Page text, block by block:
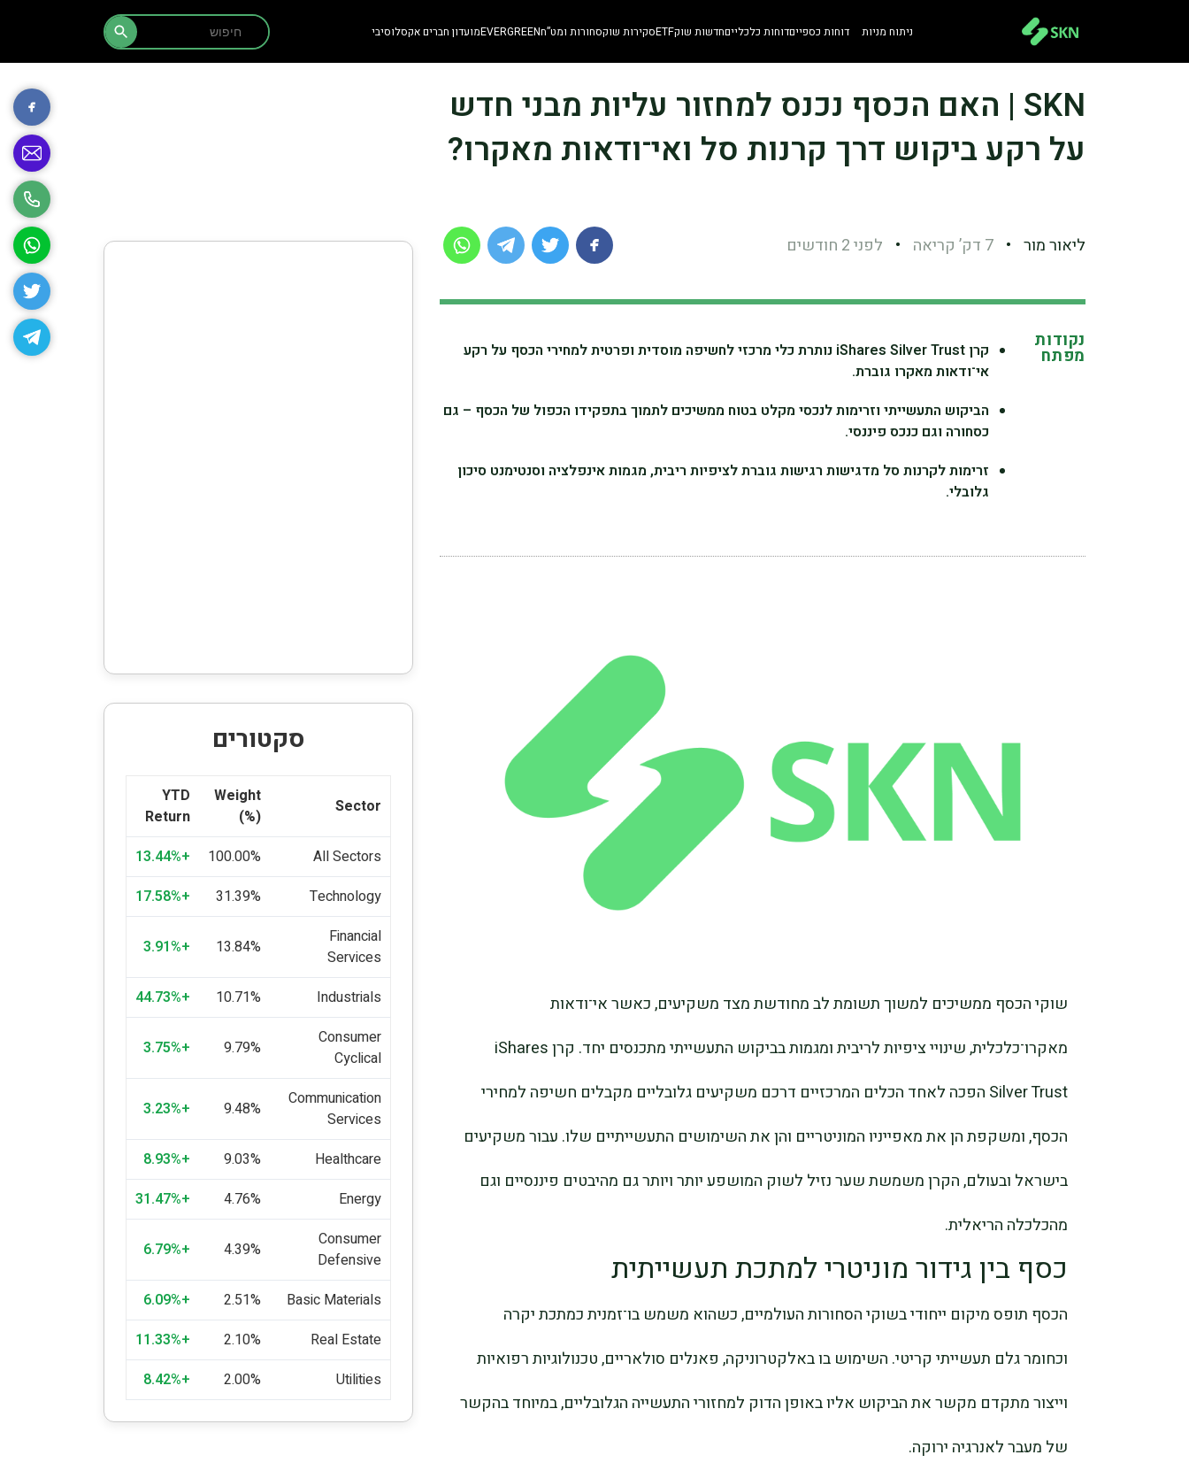
ניתוח מניות דוחות כספייםדוחות כלכלייםחדשות שוקETFסקירות שוקסחורות ומט”חEVERGREENמועדון חברים אקסלוסיבי Search
for:
Search Button
SKN | האם הכסף נכנס למחזור עליות מבני חדש
על רקע ביקוש דרך קרנות סל ואי־ודאות מאקרו?
ליאור מור • 7 דק’ קריאה • לפני 2 חודשים
נקודות
מפתח
קרן iShares Silver Trust נותרת כלי מרכזי לחשיפה מוסדית ופרטית למחירי הכסף על רקע
אי־ודאות מאקרו גוברת.
הביקוש התעשייתי וזרימות לנכסי מקלט בטוח ממשיכים לתמוך בתפקידו הכפול של הכסף – גם
כסחורה וגם כנכס פיננסי.
זרימות לקרנות סל מדגישות רגישות גוברת לציפיות ריבית, מגמות אינפלציה וסנטימנט סיכון
גלובלי.
שוקי הכסף ממשיכים למשוך תשומת לב מחודשת מצד משקיעים, כאשר אי־ודאות
מאקרו־כלכלית, שינויי ציפיות לריבית ומגמות בביקוש התעשייתי מתכנסים יחד. קרן iShares
Silver Trust הפכה לאחד הכלים המרכזיים דרכם משקיעים גלובליים מקבלים חשיפה למחירי
הכסף, ומשקפת הן את מאפייניו המוניטריים והן את השימושים התעשייתיים שלו. עבור משקיעים
בישראל ובעולם, הקרן משמשת שער נזיל לשוק המושפע יותר ויותר גם מהיבטים פיננסיים וגם
מהכלכלה הריאלית.
כסף בין גידור מוניטרי למתכת תעשייתית
הכסף תופס מיקום ייחודי בשוקי הסחורות העולמיים, כשהוא משמש בו־זמנית כמתכת יקרה
וכחומר גלם תעשייתי קריטי. השימוש בו באלקטרוניקה, פאנלים סולאריים, טכנולוגיות רפואיות
וייצור מתקדם מקשר את הביקוש אליו באופן הדוק למחזורי התעשייה הגלובליים, במיוחד בהקשר
של מעבר לאנרגיה ירוקה.
סקטורים
Sector
Weight
(%)
YTD
Return
All Sectors
100.00%
+13.44%
Technology
31.39%
+17.58%
Financial
Services
13.84%
+3.91%
Industrials
10.71%
+44.73%
Consumer
Cyclical
9.79%
+3.75%
Communication
Services
9.48%
+3.23%
Healthcare
9.03%
+8.93%
Energy
4.76%
+31.47%
Consumer
Defensive
4.39%
+6.79%
Basic Materials
2.51%
+6.09%
Real Estate
2.10%
+11.33%
Utilities
2.00%
+8.42%